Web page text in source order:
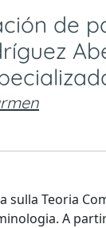
de
sulla Teoria
A